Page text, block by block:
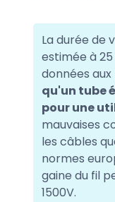
La durée de
estimée à
données
qu'un tube
pour une
mauvaises
les câbles
normes
gaine du fil
1500V.